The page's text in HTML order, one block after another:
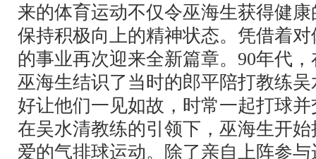
来的体育运动不仅令巫海生获得健
保持积极向上的精神状态。凭借着
的事业再次迎来全新篇章。90年代
巫海生结识了当时的郎平陪打教练
好让他们一见如故，时常一起打球
在吴水清教练的引领下，巫海生开
爱的气排球运动。除了亲自上阵参